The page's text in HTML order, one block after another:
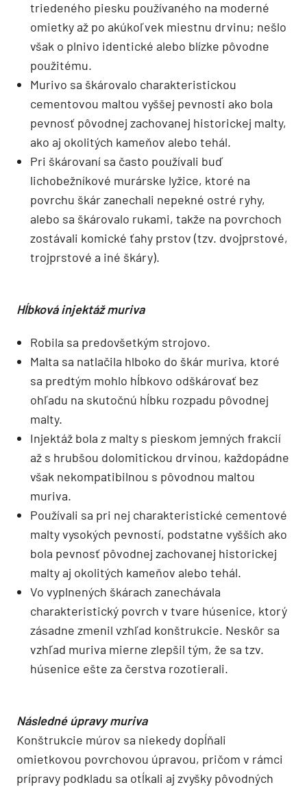
triedeného piesku používaného na moderné
omietky až po akúkoľvek miestnu drvinu; nešlo
však o plnivo identické alebo blízke pôvodne
použitému.
Murivo sa škárovalo charakteristickou
cementovou maltou vyššej pevnosti ako bola
pevnosť pôvodnej zachovanej historickej malty,
ako aj okolitých kameňov alebo tehál.
Pri škárovaní sa často používali buď
lichobežníkové murárske lyžice, ktoré na
povrchu škár zanechali nepekné ostré ryhy,
alebo sa škárovalo rukami, takže na povrchoch
zostávali komické ťahy prstov (tzv. dvojprstové,
trojprstové a iné škáry).
Hĺbková injektáž muriva
Robila sa predovšetkým strojovo.
Malta sa natlačila hlboko do škár muriva, ktoré
sa predtým mohlo hĺbkovo odškárovať bez
ohľadu na skutočnú hĺbku rozpadu pôvodnej
malty.
Injektáž bola z malty s pieskom jemných frakcií
až s hrubšou dolomitickou drvinou, každopádne
však nekompatibilnou s pôvodnou maltou
muriva.
Používali sa pri nej charakteristické cementové
malty vysokých pevností, podstatne vyšších ako
bola pevnosť pôvodnej zachovanej historickej
malty aj okolitých kameňov alebo tehál.
Vo vyplnených škárach zanechávala
charakteristický povrch v tvare húsenice, ktorý
zásadne zmenil vzhľad konštrukcie. Neskôr sa
vzhľad muriva mierne zlepšil tým, že sa tzv.
húsenice ešte za čerstva rozotierali.
Následné úpravy muriva
Konštrukcie múrov sa niekedy dopĺňali
omietkovou povrchovou úpravou, pričom v rámci
prípravy podkladu sa otĺkali aj zvyšky pôvodných